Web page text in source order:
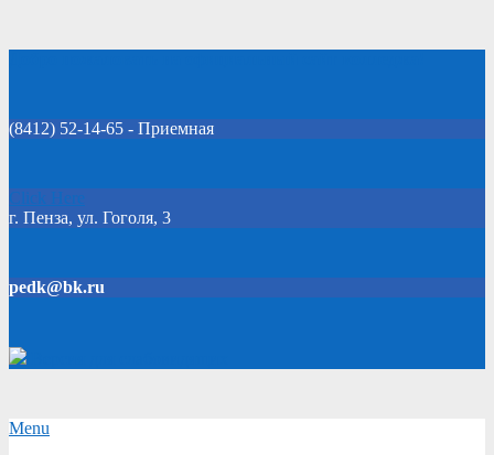
(8412) 52-14-65 - Приемная
Click Here
г. Пенза, ул. Гоголя, 3
pedk@bk.ru
Secondary
Menu